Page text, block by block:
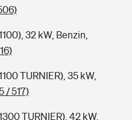
32 kW, Benzin,
TURNIER), 35 kW,
/ 517)
TURNIER), 42 kW,